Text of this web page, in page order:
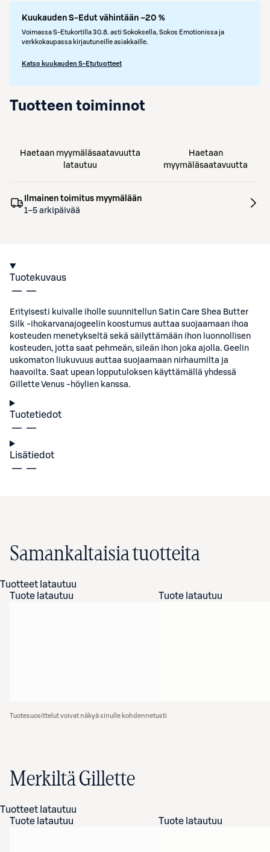
Kuukauden S-Edut vähintään –20 %
Voimassa S-Etukortilla 30.8. asti Sokoksella, Sokos Emotionissa ja
verkkokaupassa kirjautuneille asiakkaille.
Katso kuukauden S-Etutuotteet
Tuotteen toiminnot
Haetaan myymäläsaatavuutta
latautuu
Haetaan
myymäläsaatavuutta
Ilmainen toimitus myymälään
1–5 arkipäivää
Tuotekuvaus
Erityisesti kuivalle iholle suunnitellun Satin Care Shea Butter
Silk -ihokarvanajogeelin koostumus auttaa suojaamaan ihoa
kosteuden menetykseltä sekä säilyttämään ihon luonnollisen
kosteuden, jotta saat pehmeän, sileän ihon joka ajolla. Geelin
uskomaton liukuvuus auttaa suojaamaan nirhaumilta ja
haavoilta. Saat upean lopputuloksen käyttämällä yhdessä
Gillette Venus -höylien kanssa.
Tuotetiedot
Lisätiedot
Samankaltaisia tuotteita
Tuotteet latautuu
Tuote latautuu
Tuote latautuu
Tuotesuosittelut voivat näkyä sinulle kohdennetusti
Merkiltä Gillette
Tuotteet latautuu
Tuote latautuu
Tuote latautuu